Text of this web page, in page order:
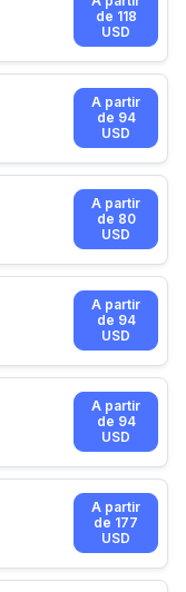
de 118
USD
A partir
de 94
USD
A partir
de 80
USD
A partir
de 94
USD
A partir
de 94
USD
A partir
de 177
USD